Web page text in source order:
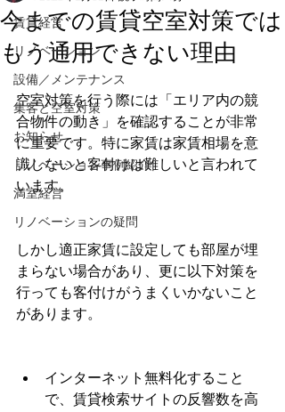
賃貸経営
リノベーション
設備／メンテナンス
集客と空室対策
お知らせ
リノベーション事例紹介
満室経営
リノベーションの疑問
今までの賃貸空室対策では
もう通用できない理由
空室対策を行う際には「エリア内の競
合物件の動き」を確認することが非常
に重要です。特に家賃は家賃相場を意
識しないと客付けは難しいと言われて
います。
しかし適正家賃に設定しても部屋が埋
まらない場合があり、更に以下対策を
行っても客付けがうまくいかないこと
があります。
インターネット無料化すること
で、賃貸検索サイトの反響数を高